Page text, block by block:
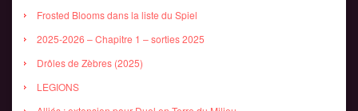
Frosted Blooms dans la liste du Spiel
2025-2026 – Chapitre 1 – sorties 2025
Drôles de Zèbres (2025)
LEGIONS